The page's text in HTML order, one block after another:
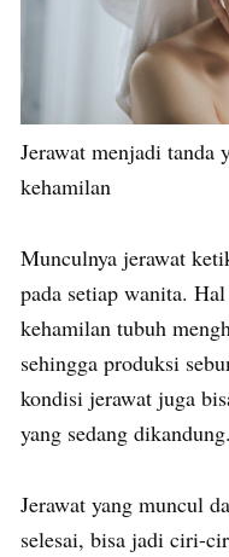
Jerawat menjadi tanda
kehamilan
Munculnya jerawat
pada setiap wanita.
kehamilan tubuh
sehingga produksi
kondisi jerawat juga
yang sedang dikandung.
Jerawat yang muncul
selesai, bisa jadi ciri-